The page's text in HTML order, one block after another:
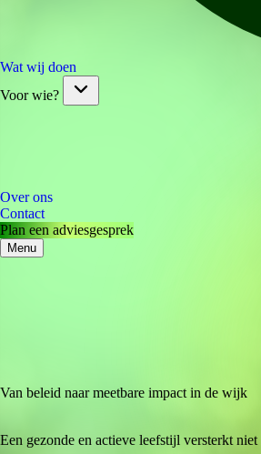
Wat wij doen
Voor wie?
Over ons
Contact
Plan een adviesgesprek
Menu
Van beleid naar meetbare impact in de wijk
Een gezonde en actieve leefstijl versterkt